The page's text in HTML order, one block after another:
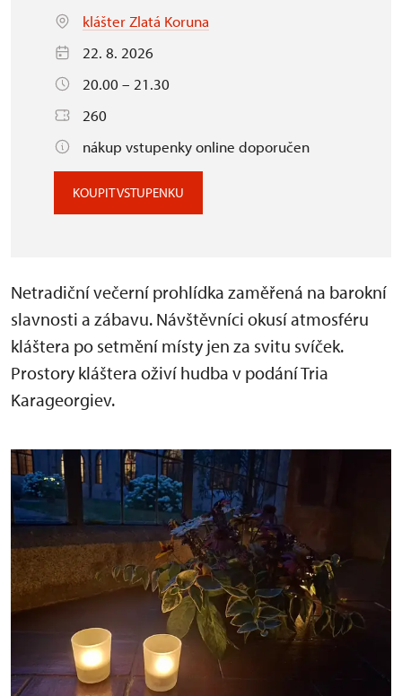
klášter Zlatá Koruna
22. 8. 2026
20.00 – 21.30
260
nákup vstupenky online doporučen
KOUPIT VSTUPENKU
Netradiční večerní prohlídka zaměřená na barokní
slavnosti a zábavu. Návštěvníci okusí atmosféru
kláštera po setmění místy jen za svitu svíček.
Prostory kláštera oživí hudba v podání Tria
Karageorgiev.